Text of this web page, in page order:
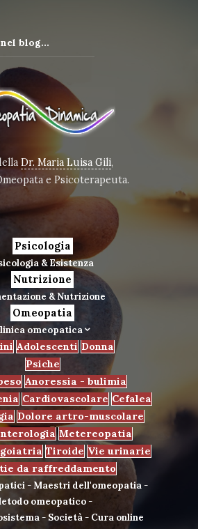
Dr. Maria Luisa Gili,
e Psicoterapeuta.
Psicologia
& Esistenza
Nutrizione
& Nutrizione
Omeopatia
omeopatica
Adolescenti Donna
Psiche
Anoressia - bulimia
Cardiovascolare Cefalea
Dolore artro-muscolare
Metereopatia
Tiroide Vie urinarie
da raffreddamento
-Maestri dell'omeopatia-
omeopatico-
- Società- Cura online